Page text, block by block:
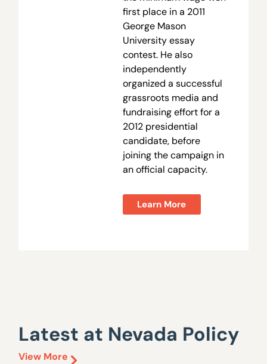
first place in a 2011
George Mason
University essay
contest. He also
independently
organized a successful
grassroots media and
fundraising effort for a
2012 presidential
candidate, before
joining the campaign in
an official capacity.
Learn More
Latest at Nevada Policy
View More